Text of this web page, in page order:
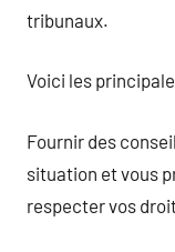
tribunaux.
Voici les
Fournir des
situation et vous
respecter vos